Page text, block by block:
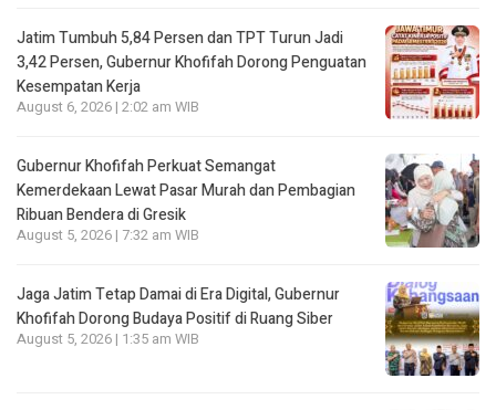
Jatim Tumbuh 5,84 Persen dan TPT Turun Jadi
3,42 Persen, Gubernur Khofifah Dorong Penguatan
Kesempatan Kerja
August 6, 2026 | 2:02 am WIB
Gubernur Khofifah Perkuat Semangat
Kemerdekaan Lewat Pasar Murah dan Pembagian
Ribuan Bendera di Gresik
August 5, 2026 | 7:32 am WIB
Jaga Jatim Tetap Damai di Era Digital, Gubernur
Khofifah Dorong Budaya Positif di Ruang Siber
August 5, 2026 | 1:35 am WIB